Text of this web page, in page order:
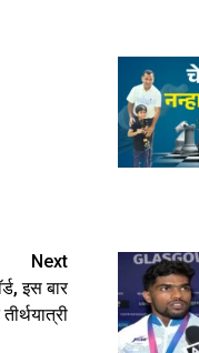
Next
इस बार